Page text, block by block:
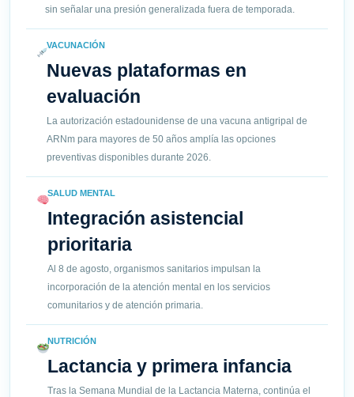
sin señalar una presión generalizada fuera de temporada.
VACUNACIÓN
Nuevas plataformas en
evaluación
La autorización estadounidense de una vacuna antigripal de
ARNm para mayores de 50 años amplía las opciones
preventivas disponibles durante 2026.
SALUD MENTAL
Integración asistencial
prioritaria
Al 8 de agosto, organismos sanitarios impulsan la
incorporación de la atención mental en los servicios
comunitarios y de atención primaria.
NUTRICIÓN
Lactancia y primera infancia
Tras la Semana Mundial de la Lactancia Materna, continúa el